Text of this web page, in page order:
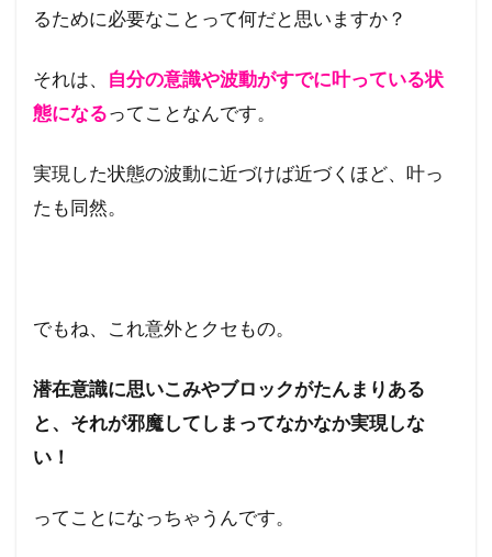
イベ
をや
と思
のか
1.2
リー
1.2.1
新月の
願いの
るために必要なことって何だと思いますか？
それは、 自分の意識や波動がすでに叶っている状
態になるってことなんです。
実現した状態の波動に近づけば近づくほど、叶っ
たも同然。
でもね、これ意外とクセもの。
潜在意識に思いこみやブロックがたんまりある
と、それが邪魔してしまってなかなか実現しな
い！
ってことになっちゃうんです。